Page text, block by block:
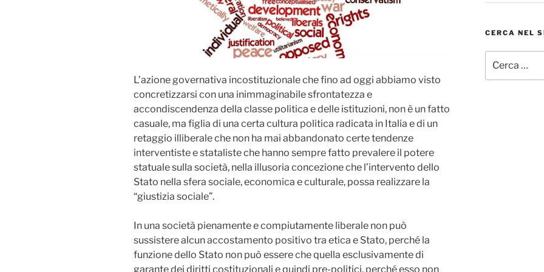
L’azione governativa incostituzionale che fino ad oggi abbiamo visto
concretizzarsi con una inimmaginabile sfrontatezza e
accondiscendenza della classe politica e delle istituzioni, non è un fatto
casuale, ma figlia di una certa cultura politica radicata in Italia e di un
retaggio illiberale che non ha mai abbandonato certe tendenze
interventiste e stataliste che hanno sempre fatto prevalere il potere
statuale sulla società, nella illusoria concezione che l’intervento dello
Stato nella sfera sociale, economica e culturale, possa realizzare la
“giustizia sociale”.
In una società pienamente e compiutamente liberale non può
sussistere alcun accostamento positivo tra etica e Stato, perché la
funzione dello Stato non può essere che quella esclusivamente di
garante dei diritti costituzionali e quindi pre-politici, perché esso non
CERCA NEL